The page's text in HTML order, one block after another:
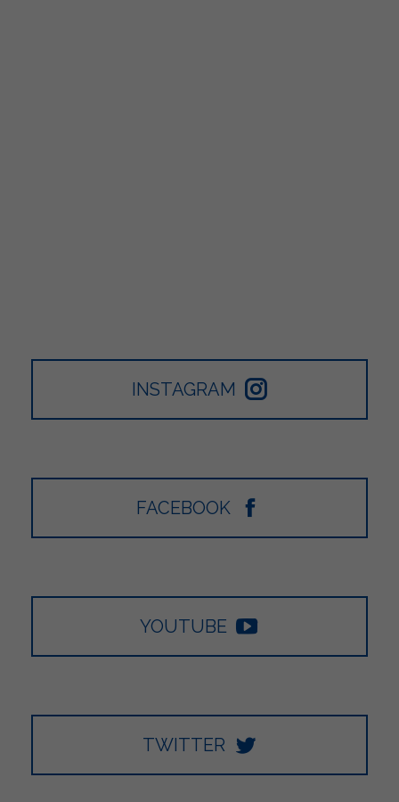
INSTAGRAM
FACEBOOK
YOUTUBE
TWITTER